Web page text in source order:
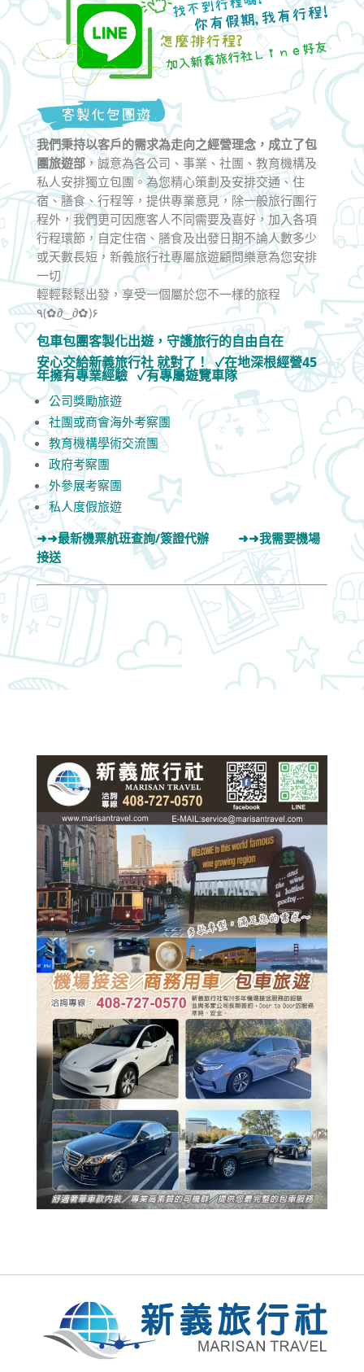
我們秉持以客戶的需求為走向之經營理念，成立了包
團旅遊部，誠意為各公司、事業、社團、教育機構及
私人安排獨立包團。為您精心策劃及安排交通、住
宿、膳食、行程等，提供專業意見，除一般旅行團行
程外，我們更可因應客人不同需要及喜好，加入各項
行程環節，自定住宿、膳食及出發日期不論人數多少
或天數長短，新義旅行社專屬旅遊顧問樂意為您安排
一切
輕輕鬆鬆出發，享受一個屬於您不一樣的旅程
٩(✿∂‿∂✿)۶
包車包團客製化出遊，守護旅行的自由自在
安心交給新義旅行社 就對了！✓在地深根經營45
年擁有專業經驗 ✓有專屬遊覽車隊
公司獎勵旅遊
社團或商會海外考察團
教育機構學術交流團
政府考察團
外參展考察團
私人度假旅遊
➜➜最新機票航班查詢/簽證代辦
➜➜我需要機場
接送